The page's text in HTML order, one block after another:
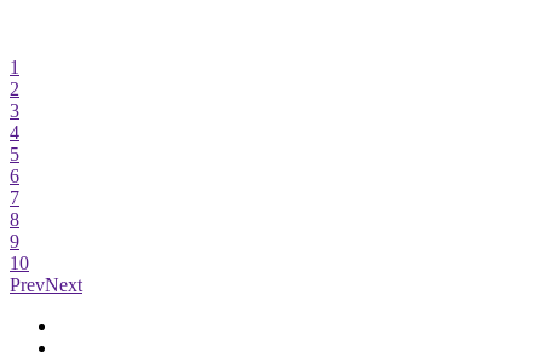
1
2
3
4
5
6
7
8
9
10
PrevNext